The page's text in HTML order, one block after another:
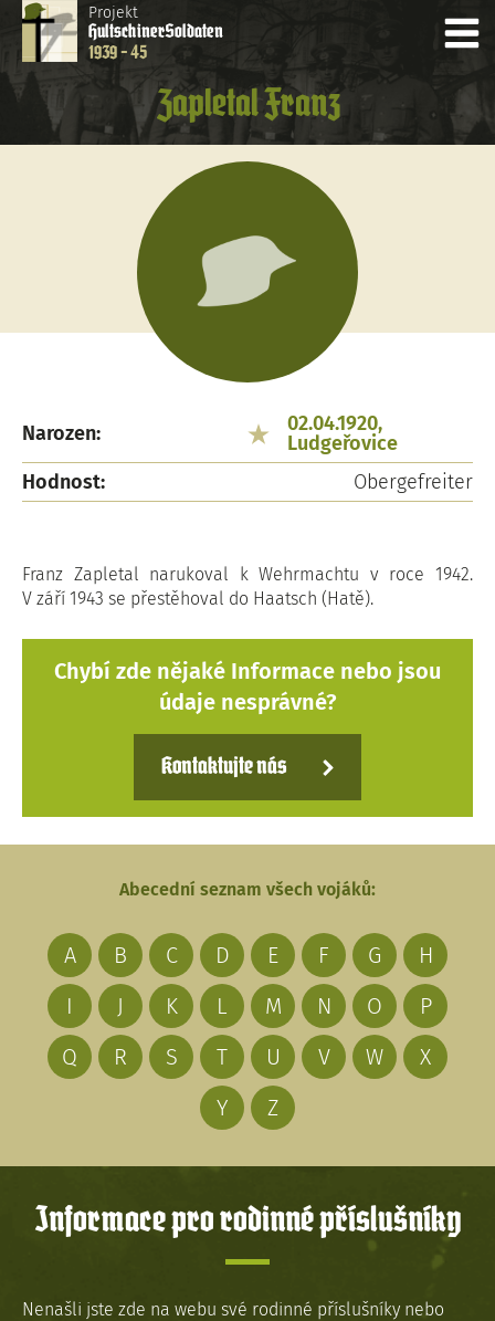
Projekt
HultschinerSoldaten
1939 - 45
Zapletal Franz
Narozen:
02.04.1920,
Ludgeřovice
Hodnost:
Obergefreiter
Franz Zapletal narukoval k Wehrmachtu v roce 1942.
V září 1943 se přestěhoval do Haatsch (Hatě).
Chybí zde nějaké Informace nebo jsou
údaje nesprávné?
Kontaktujte nás
Abecední seznam všech vojáků:
A B C D E F G
H
I
J K L M N O
P
Q
R S T U V W
X
Y
Z
Informace pro rodinné příslušníky
Nenašli jste zde na webu své rodinné příslušníky nebo